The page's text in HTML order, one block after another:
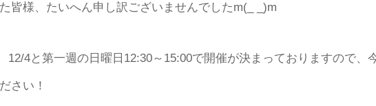
皆様、たいへん申し訳ございませんでしたm(_ _)m
12/4と第一週の日曜日12:30～15:00で開催が決まっておりますので、
さい！